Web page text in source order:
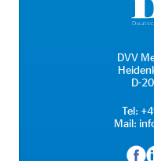
DVV
D-
Tel:
Mail: